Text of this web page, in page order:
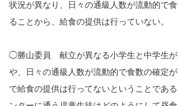
状況が異なり、日々の通級人数が流動的で
ることから、給食の提供は行っていない。
◯勝山委員 献立が異なる小学生と中学生が
や、日々の通級人数が流動的で食数の確定
で給食の提供は行ってないということであ